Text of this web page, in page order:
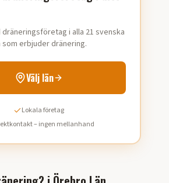
dräneringsföretag i alla 21 svenska
som erbjuder dränering.
Välj län
Lokala företag
– ingen mellanhand